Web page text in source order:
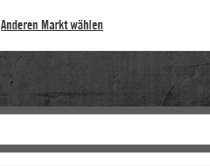
Anderen Markt wählen